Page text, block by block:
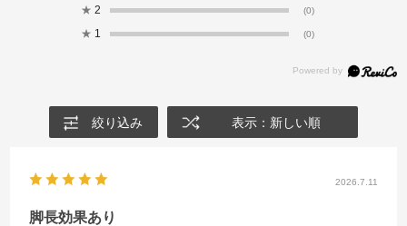
★ 2 (0)
★ 1 (0)
絞り込み 表示：新しい順
2026.7.11
脚長効果あり